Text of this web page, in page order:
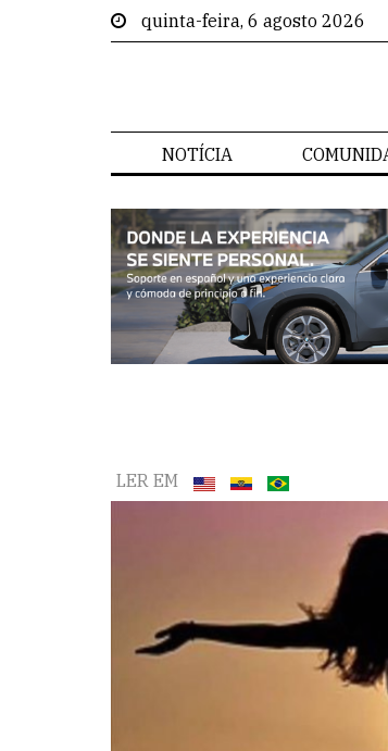
quinta-feira, 6 agosto 2026
NOTÍCIA
LER EM